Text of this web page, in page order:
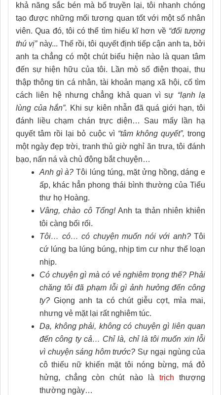
khả năng sắc bén mà bố truyền lại, tôi nhanh chóng
tạo được những mối tương quan tốt với một số nhân
viên. Qua đó, tôi có thể tìm hiểu kĩ hơn về “đối tượng
thú vị”này... Thế rồi, tôi quyết định tiếp cận anh ta, bởi
anh ta chẳng có một chút biểu hiện nào là quan tâm
đến sự hiện hữu của tôi. Lần mò số điện thọai, thu
thập thông tin cá nhân, tài khoản mạng xã hội, cố tìm
cách liên hệ nhưng chẳng khả quan vì sự “lạnh lạ
lùng của hắn”. Khi sự kiên nhẫn đã quá giới hạn, tôi
đánh liều chạm chán trực diện… Sau mấy lần hạ
quyết tâm rồi lại bỏ cuộc vì “tâm không quyết”, trong
một ngày đẹp trời, tranh thủ giờ nghỉ ăn trưa, tôi đánh
bạo, nấn ná và chủ động bắt chuyện…
Anh gì à?Tôi lúng túng, mặt ửng hồng, dáng e
ấp, khác hẳn phong thái bình thường của Tiểu
thư họ Hoàng.
Vâng, chào cô Tổng!Anh ta thản nhiên khiên
tôi càng bối rối.
Tôi… có… có chuyện muốn nói với anh? Tôi
cứ lúng ba lúng búng, nhịp tim cư như thể loạn
nhịp.
Có chuyện gì mà có vẻ nghiêm trọng thế? Phải
chăng tôi đã phạm lỗi gì ảnh hưởng đến công
ty? Giọng anh ta có chút giễu cợt, mỉa mai,
nhưng vẻ mặt lại rất nghiêm túc.
Dạ, không phải, không có chuyện gì liên quan
đến công ty cả… Chỉ là, chỉ là tôi muốn xin lỗi
vì chuyện sáng hôm trước? Sự ngại ngùng của
cô thiếu nữ khiến mặt tôi nóng bừng, má đỏ
hửng, chẳng còn chút nào là trịch thượng
thường ngày…